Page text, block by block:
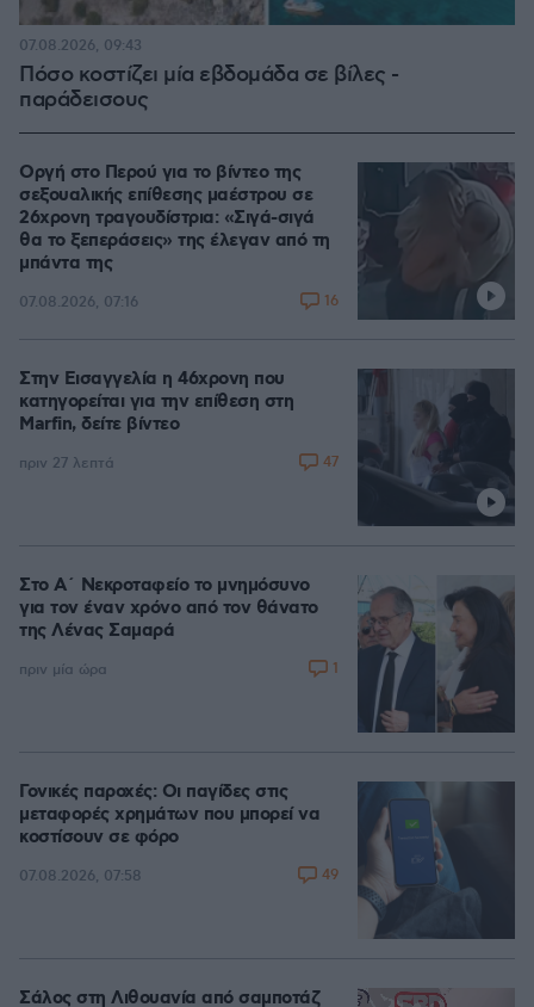
Πόσο κοστίζει μία εβδομάδα σε βίλες -
παράδεισους
07.08.2026, 09:43
Οργή στο Περού για το βίντεο της
σεξουαλικής επίθεσης μαέστρου σε
26χρονη τραγουδίστρια: «Σιγά-σιγά
θα το ξεπεράσεις» της έλεγαν από τη
μπάντα της
07.08.2026, 07:16 16
Στην Εισαγγελία η 46χρονη που
κατηγορείται για την επίθεση στη
Marfin, δείτε βίντεο
πριν 27 λεπτά 47
Στο Α΄ Νεκροταφείο το μνημόσυνο
για τον έναν χρόνο από τον θάνατο
της Λένας Σαμαρά
πριν μία ώρα 1
Γονικές παροχές: Οι παγίδες στις
μεταφορές χρημάτων που μπορεί να
κοστίσουν σε φόρο
07.08.2026, 07:58 49
Σάλος στη Λιθουανία από σαμποτάζ